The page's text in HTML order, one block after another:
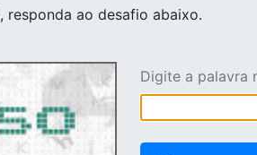
, responda ao desafio abaixo.
Digite a palavra